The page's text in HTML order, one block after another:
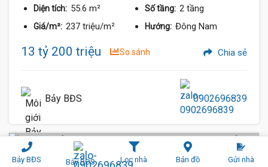
Bảy BĐS Bảy BĐS Lọc nhà Bản đồ Gửi nhà
Diện tích: 55.6 m² Số tầng: 2 tầng
Giá/m²: 237 triệu/m² Hướng: Đông Nam
13 tỷ 200 triệu So sánh Chia sẻ
Bảy BĐS 0902696839
Hẻm Xe Hơi (6 m)